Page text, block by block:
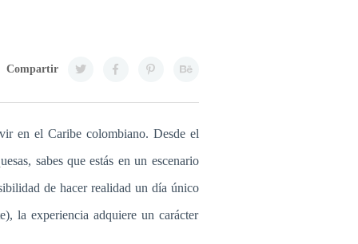
Compartir
en el Caribe colombiano. Desde el
sabes que estás en un escenario
de hacer realidad un día único
la experiencia adquiere un carácter